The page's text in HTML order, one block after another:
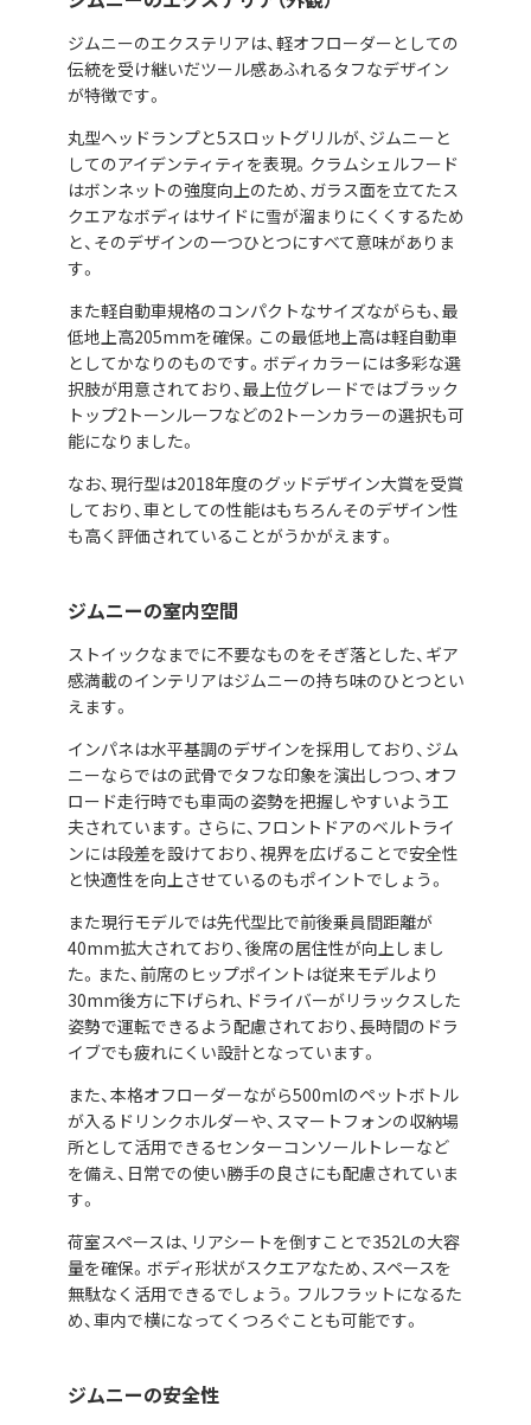
ジムニーのエクステリアは、軽オフローダーとしての
伝統を受け継いだツール感あふれるタフなデザイン
が特徴です。
丸型ヘッドランプと5スロットグリルが、ジムニーと
してのアイデンティティを表現。クラムシェルフード
はボンネットの強度向上のため、ガラス面を立てたス
クエアなボディはサイドに雪が溜まりにくくするため
と、そのデザインの一つひとつにすべて意味がありま
す。
また軽自動車規格のコンパクトなサイズながらも、最
低地上高205mmを確保。この最低地上高は軽自動車
としてかなりのものです。ボディカラーには多彩な選
択肢が用意されており、最上位グレードではブラック
トップ2トーンルーフなどの2トーンカラーの選択も可
能になりました。
なお、現行型は2018年度のグッドデザイン大賞を受賞
しており、車としての性能はもちろんそのデザイン性
も高く評価されていることがうかがえます。
ジムニーの室内空間
ストイックなまでに不要なものをそぎ落とした、ギア
感満載のインテリアはジムニーの持ち味のひとつとい
えます。
インパネは水平基調のデザインを採用しており、ジム
ニーならではの武骨でタフな印象を演出しつつ、オフ
ロード走行時でも車両の姿勢を把握しやすいよう工
夫されています。さらに、フロントドアのベルトライ
ンには段差を設けており、視界を広げることで安全性
と快適性を向上させているのもポイントでしょう。
また現行モデルでは先代型比で前後乗員間距離が
40mm拡大されており、後席の居住性が向上しまし
た。また、前席のヒップポイントは従来モデルより
30mm後方に下げられ、ドライバーがリラックスした
姿勢で運転できるよう配慮されており、長時間のドラ
イブでも疲れにくい設計となっています。
また、本格オフローダーながら500mlのペットボトル
が入るドリンクホルダーや、スマートフォンの収納場
所として活用できるセンターコンソールトレーなど
を備え、日常での使い勝手の良さにも配慮されていま
す。
荷室スペースは、リアシートを倒すことで352Lの大容
量を確保。ボディ形状がスクエアなため、スペースを
無駄なく活用できるでしょう。フルフラットになるた
め、車内で横になってくつろぐことも可能です。
ジムニーの安全性